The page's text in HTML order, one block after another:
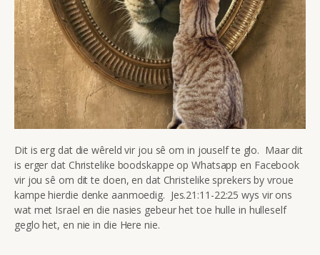
Dit is erg dat die wêreld vir jou sê om in jouself te glo. Maar dit
is erger dat Christelike boodskappe op Whatsapp en Facebook
vir jou sê om dit te doen, en dat Christelike sprekers by vroue
kampe hierdie denke aanmoedig. Jes.21:11-22:25 wys vir ons
wat met Israel en die nasies gebeur het toe hulle in hulleself
geglo het, en nie in die Here nie.